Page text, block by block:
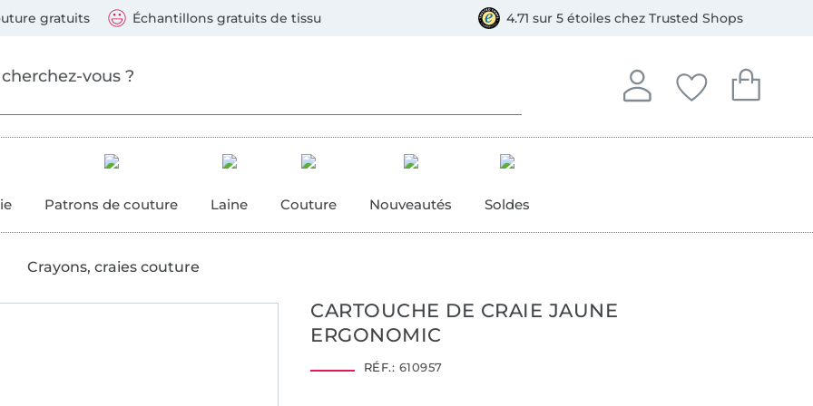
gratuits Échantillons gratuits de tissu 4.71 sur 5 étoiles chez Trusted Shops
Se connecter
Se connecter à votre
Mes favoris
Vous avez
Mon
Vous avez
Patrons de couture Laine Couture Nouveautés Soldes
Crayons, craies couture
CARTOUCHE DE CRAIE JAUNE
ERGONOMIC
RÉF.: 610957
suivants : Visa, Mastercard, Carte bleue, PayPal, Virement, Bancontact